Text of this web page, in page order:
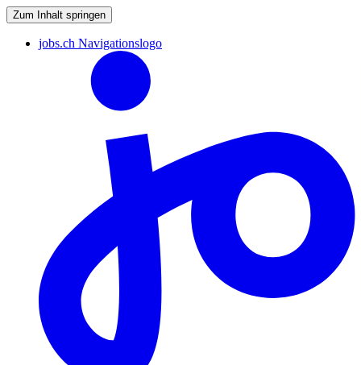
Zum Inhalt springen
jobs.ch Navigationslogo